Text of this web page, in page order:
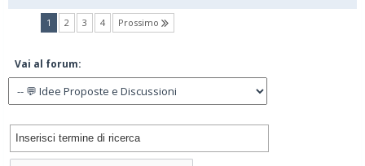
1 (current)
2 3 4 Prossimo
Vai al forum: